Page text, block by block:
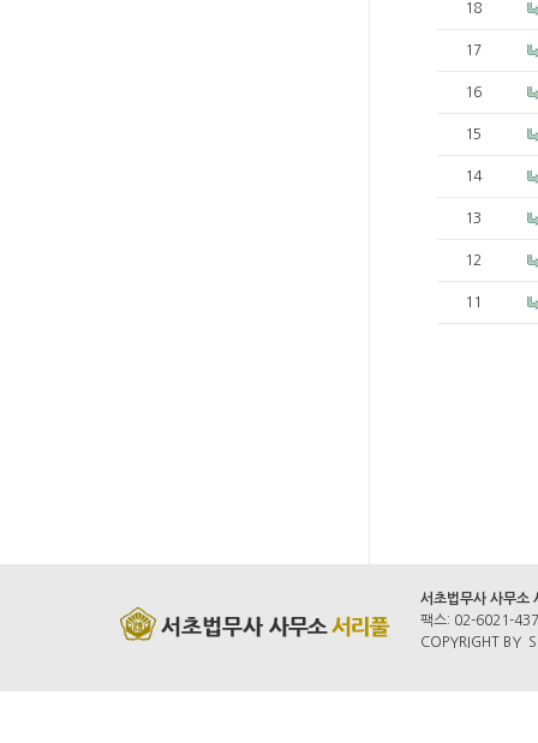
18
17
16
15
14
13
12
11
서초법무사 사무소
팩스: 02-6021-
COPYRIGHT BY